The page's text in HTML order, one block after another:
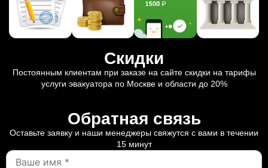
Скидки
Постоянным клиентам при заказе на сайте скидки на тарифы
услуги эвакуатора по Москве и области до 20%
Обратная связь
Оставьте заявку и наши менеджеры свяжутся с вами в течении
15 минут